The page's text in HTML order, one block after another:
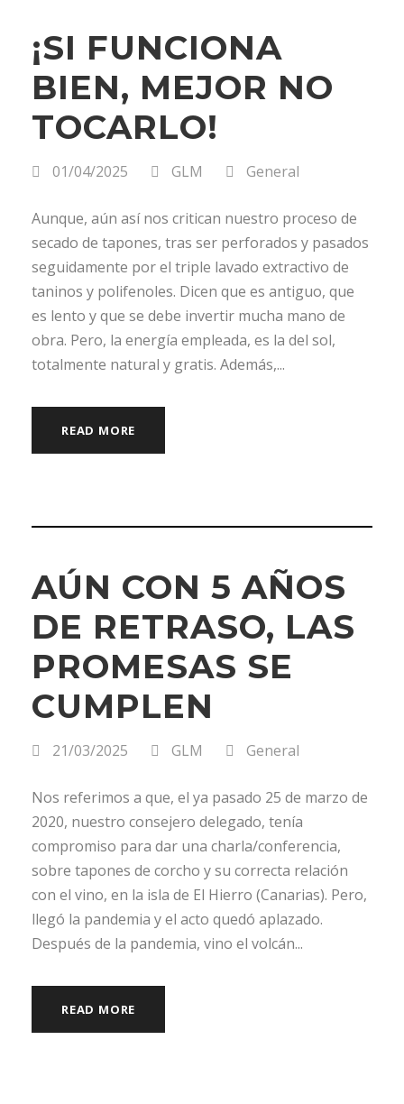
¡SI FUNCIONA
BIEN, MEJOR NO
TOCARLO!
01/04/2025 GLM General
Aunque, aún así nos critican nuestro proceso de
secado de tapones, tras ser perforados y pasados
seguidamente por el triple lavado extractivo de
taninos y polifenoles. Dicen que es antiguo, que
es lento y que se debe invertir mucha mano de
obra. Pero, la energía empleada, es la del sol,
totalmente natural y gratis. Además,...
READ MORE
AÚN CON 5 AÑOS
DE RETRASO, LAS
PROMESAS SE
CUMPLEN
21/03/2025 GLM General
Nos referimos a que, el ya pasado 25 de marzo de
2020, nuestro consejero delegado, tenía
compromiso para dar una charla/conferencia,
sobre tapones de corcho y su correcta relación
con el vino, en la isla de El Hierro (Canarias). Pero,
llegó la pandemia y el acto quedó aplazado.
Después de la pandemia, vino el volcán...
READ MORE